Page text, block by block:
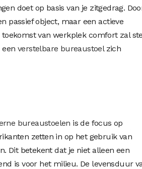
doet op basis van je zitgedrag.
passief object, maar een actieve
van werkplek comfort zal
verstelbare bureaustoelzich
bureaustoelen is de focus op
zetten in op het gebruik van
Dit betekent dat je niet alleen een
is voor het milieu. De levensduur